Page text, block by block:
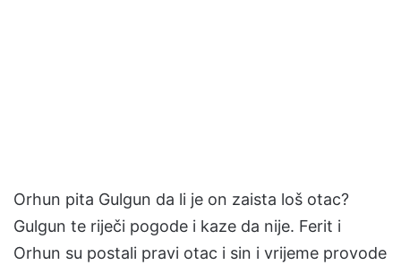
Orhun pita Gulgun da li je on zaista loš otac?
Gulgun te riječi pogode i kaze da nije. Ferit i
Orhun su postali pravi otac i sin i vrijeme provode